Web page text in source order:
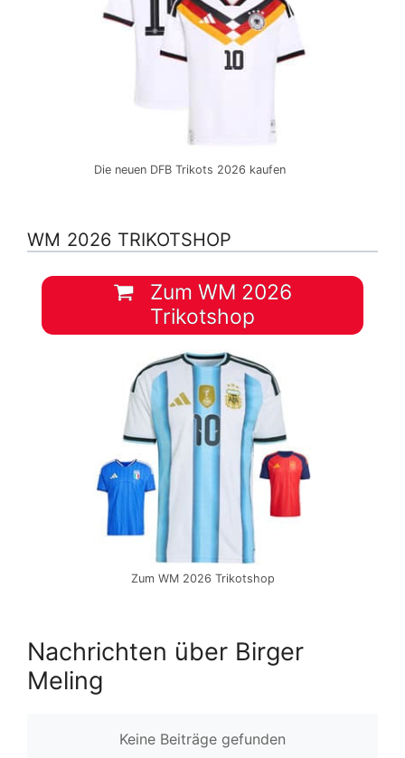
Die neuen DFB Trikots 2026 kaufen
WM 2026 TRIKOTSHOP
Zum WM 2026
Trikotshop
Zum WM 2026 Trikotshop
Nachrichten über Birger
Meling
Keine Beiträge gefunden